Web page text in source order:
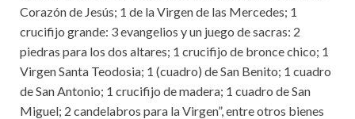
Corazón de Jesús; 1 de la Virgen de las Mercedes; 1
crucifijo grande: 3 evangelios y un juego de sacras: 2
piedras para los dos altares; 1 crucifijo de bronce chico; 1
Virgen Santa Teodosia; 1 (cuadro) de San Benito; 1 cuadro
de San Antonio; 1 crucifijo de madera; 1 cuadro de San
Miguel; 2 candelabros para la Virgen”, entre otros bienes